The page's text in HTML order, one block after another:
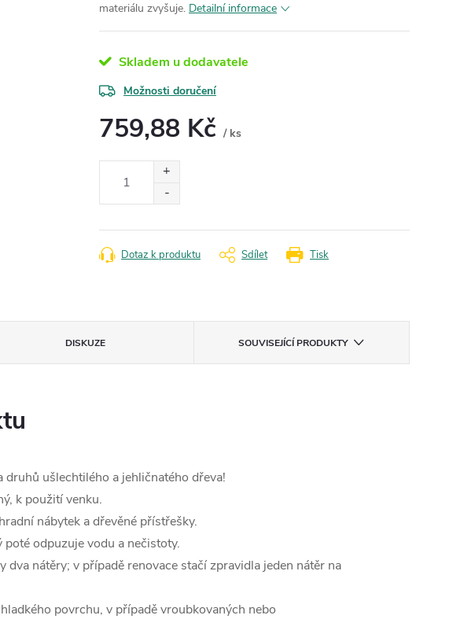
materiálu zvyšuje. Detailní informace
Skladem u dodavatele
Možnosti doručení
759,88 Kč / ks
Tisk
Dotaz k produktu Sdílet
DISKUZE SOUVISEJÍCÍ PRODUKTY
ušlechtilého a jehličnatého dřeva!
k použití venku.
nábytek a dřevěné přístřešky.
odpuzuje vodu a nečistoty.
dva nátěry; v případě renovace stačí zpravidla jeden nátěr na
povrchu, v případě vroubkovaných nebo